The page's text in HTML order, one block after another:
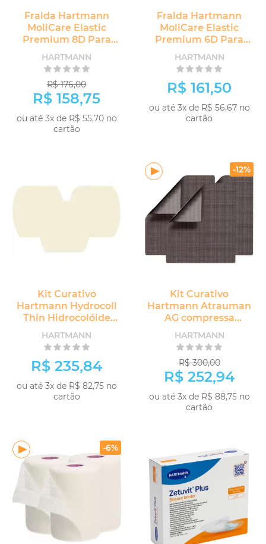
Fralda Hartmann
MoliCare Elastic
Premium 8D Para
Incontinência Urinária
Adulto
HARTMANN
R$ 176,00
R$ 158,75
ou até 3x de R$ 55,70 no
cartão
Fralda Hartmann
MoliCare Elastic
Premium 6D Para
Incontinência Urinária
Adulto
HARTMANN
R$ 161,50
ou até 3x de R$ 56,67 no
cartão
Kit Curativo
Hartmann Hydrocoll
Thin Hidrocolóide
Extra Fino 5 unidades
HARTMANN
R$ 235,84
ou até 3x de R$ 82,75 no
cartão
-12%
Kit Curativo
Hartmann Atrauman
AG compressa
Antibacteriana 5
unidades
HARTMANN
R$ 300,00
R$ 252,94
ou até 3x de R$ 88,75 no
cartão
-6%